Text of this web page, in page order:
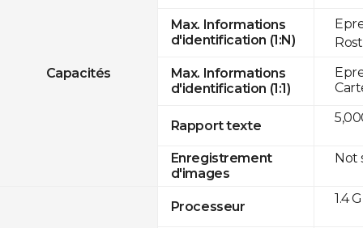
Capacités
Max. Informations
d'identification (1:N)
Max. Informations
d'identification (1:1)
Rapport texte
Enregistrement
d'images
Processeur
Not
1.4